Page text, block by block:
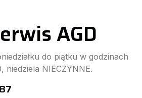
AGD
do piątku w godzinach
niedziela NIECZYNNE.